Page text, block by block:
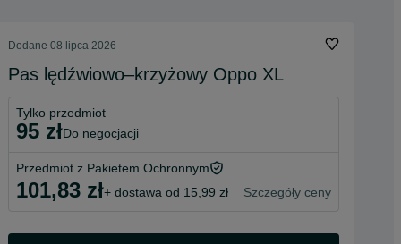
Dodane 08 lipca 2026
Pas lędźwiowo–krzyżowy Oppo XL
Tylko przedmiot
95 zł do negocjacji
Przedmiot z Pakietem Ochronnym
101,83 zł+ dostawa od 15,99 zł Szczegóły ceny